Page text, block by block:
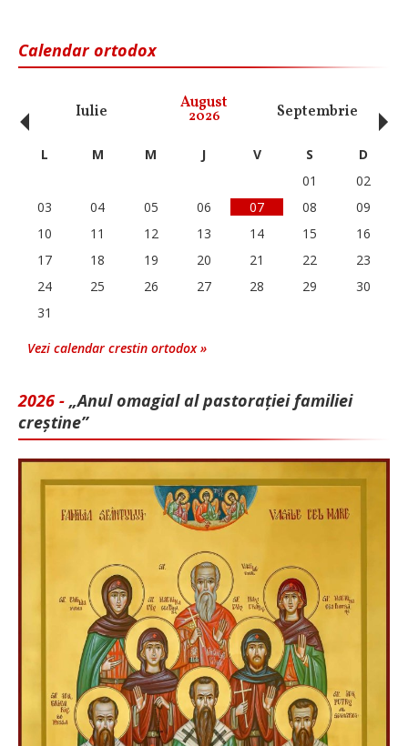
Calendar ortodox
Iulie August
2026 Septembrie
‹ L M M J V S
D
01
02
03
04 05 06 07 08
09
10
11 12 13 14 15
16
17
18 19 20 21 22
23
24
25 26 27 28 29
30
31
Vezi calendar crestin ortodox »
2026 - „Anul omagial al pastorației familiei
creștine”